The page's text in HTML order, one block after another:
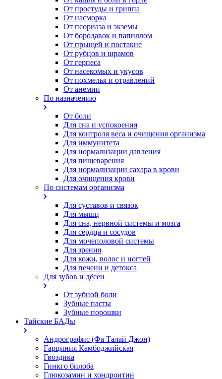
От простуды и гриппа
От насморка
Oт псориаза и экземы
От бородавок и папиллом
От прыщей и постакне
От рубцов и шрамов
От герпеса
От насекомых и укусов
От похмелья и отравлений
От анемии
По назначению
От боли
Для сна и успокоения
Для контроля веса и очищения организма
Для иммунитета
Для нормализации давления
Для пищеварения
Для нормализации сахара в крови
Для очищения крови
По системам организма
Для суставов и связок
Для мышц
Для сна, нервной системы и мозга
Для сердца и сосудов
Для мочеполовой системы
Для зрения
Для кожи, волос и ногтей
Для печени и детокса
Для зубов и дёсен
От зубной боли
Зубные пасты
Зубные порошки
Тайские БАДы
Андрографис (Фа Талай Джон)
Гарциния Камбоджийская
Гвоздика
Гинкго билоба
Глюкозамин и хондроитин